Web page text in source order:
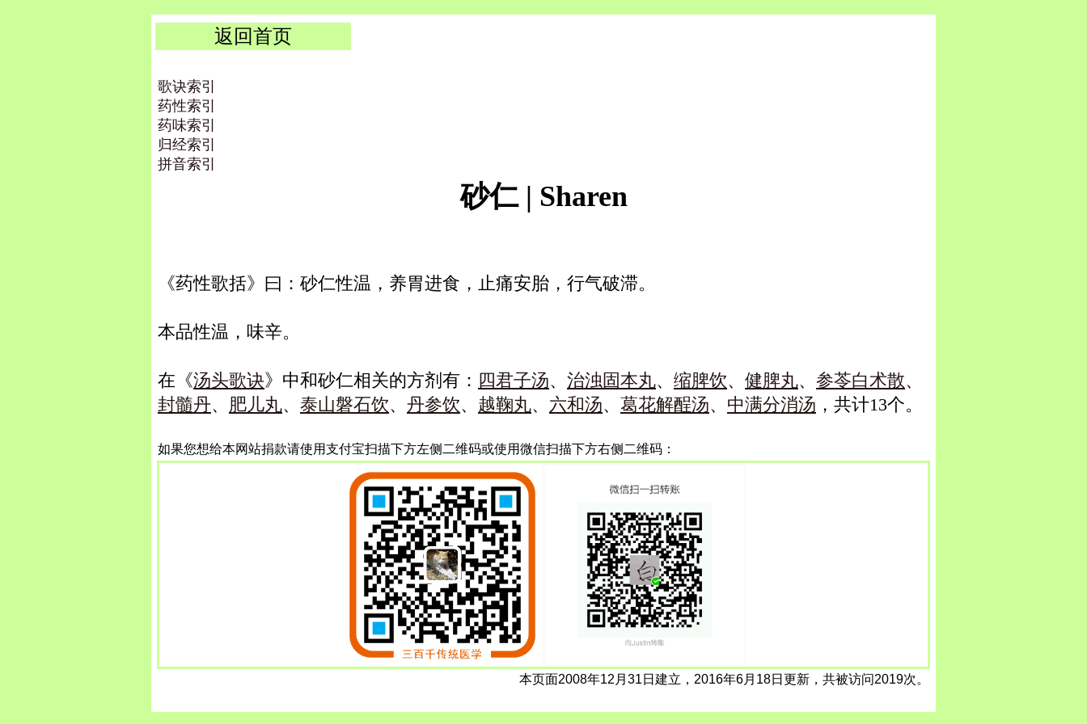
返回首页
歌诀索引
药性索引
药味索引
归经索引
拼音索引
砂仁 | Sharen
《药性歌括》曰：砂仁性温，养胃进食，止痛安胎，行气破滞。
本品性温，味辛。
在《汤头歌诀》中和砂仁相关的方剂有： 四君子汤、 治浊固本丸、 缩脾饮、 健脾丸、 参苓白术散、
封髓丹、 肥儿丸、 泰山磐石饮、 丹参饮、 越鞠丸、 六和汤、 葛花解酲汤、 中满分消汤 ，共计13个。
如果您想给本网站捐款请使用支付宝扫描下方左侧二维码或使用微信扫描下方右侧二维码：
本页面2008年12月31日建立，2016年6月18日更新，共被访问2019次。